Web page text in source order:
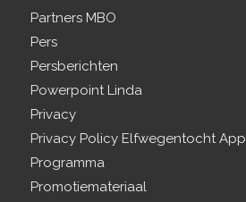
Partners MBO
Pers
Persberichten
Powerpoint Linda
Privacy
Privacy Policy Elfwegentocht App
Programma
Promotiemateriaal